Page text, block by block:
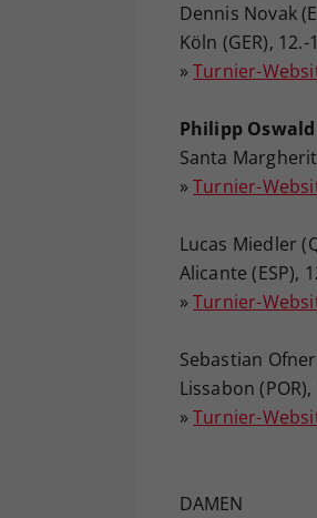
Dennis Novak
Köln (GER),
» Turnier-
Philipp Oswald
Santa
» Turnier-
Lucas Miedler
Alicante (ESP),
» Turnier-
Sebastian
Lissabon
» Turnier-
DAMEN